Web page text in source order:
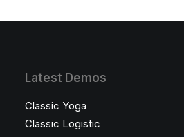
Latest Demos
Classic Yoga
Classic Logistic